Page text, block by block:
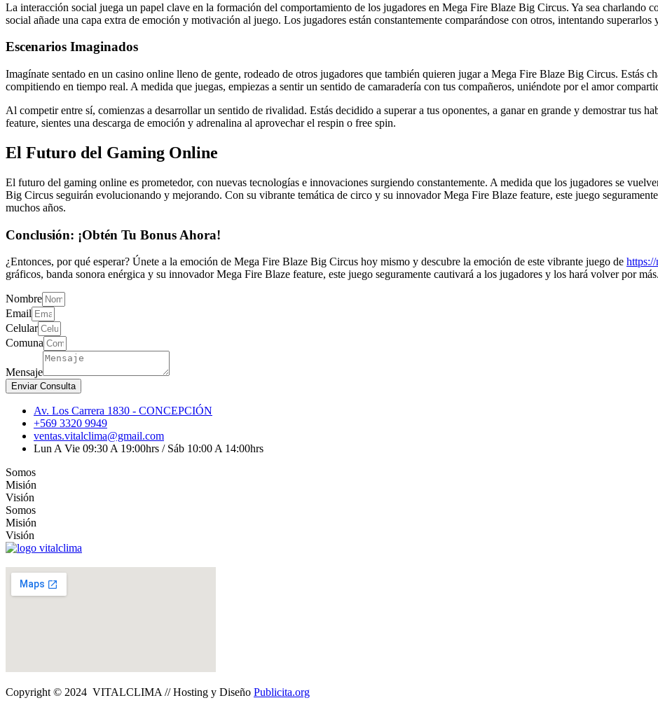
La interacción social juega un papel clave en la formación del comportamiento de los jugadores en Mega Fire Blaze Big Circus. Ya sea charlando
social añade una capa extra de emoción y motivación al juego. Los jugadores están constantemente comparándose con otros, intentando superarlos
Escenarios Imaginados
Imagínate sentado en un casino online lleno de gente, rodeado de otros jugadores que también quieren jugar a Mega Fire Blaze Big Circus. Estás
compitiendo en tiempo real. A medida que juegas, empiezas a sentir un sentido de camaradería con tus compañeros, uniéndote por el amor
Al competir entre sí, comienzas a desarrollar un sentido de rivalidad. Estás decidido a superar a tus oponentes, a ganar en grande y demostrar tus
feature, sientes una descarga de emoción y adrenalina al aprovechar el respin o free spin.
El Futuro del Gaming Online
El futuro del gaming online es prometedor, con nuevas tecnologías e innovaciones surgiendo constantemente. A medida que los jugadores se
Big Circus seguirán evolucionando y mejorando. Con su vibrante temática de circo y su innovador Mega Fire Blaze feature, este juego
muchos años.
Conclusión: ¡Obtén Tu Bonus Ahora!
¿Entonces, por qué esperar? Únete a la emoción de Mega Fire Blaze Big Circus hoy mismo y descubre la emoción de este vibrante juego de
gráficos, banda sonora enérgica y su innovador Mega Fire Blaze feature, este juego seguramente cautivará a los jugadores y los hará volver por
Nombre
Email
Celular
Comuna
Mensaje
Enviar Consulta
Av. Los Carrera 1830 - CONCEPCIÓN
+569 3320 9949
ventas.vitalclima@gmail.com
Lun A Vie 09:30 A 19:00hrs / Sáb 10:00 A 14:00hrs
Somos
Misión
Visión
Somos
Misión
Visión
Copyright © 2024 VITALCLIMA // Hosting y Diseño Publicita.org